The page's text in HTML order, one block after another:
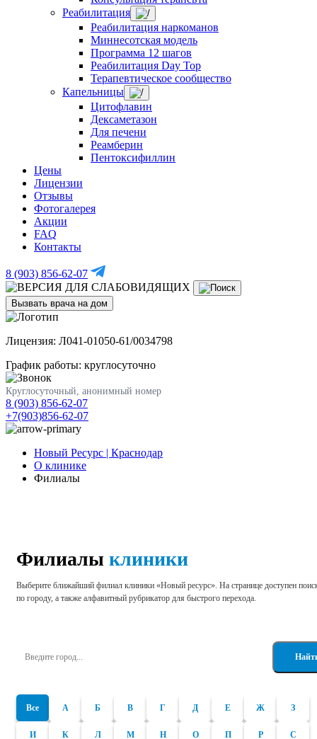
Реабилитация
Реабилитация наркоманов
Миннесотская модель
Программа 12 шагов
Реабилитация Day Top
Терапевтическое сообщество
Капельницы
Цитофлавин
Дексаметазон
Для печени
Реамберин
Пентоксифиллин
Цены
Лицензии
Отзывы
Фотогалерея
Акции
FAQ
Контакты
8 (903) 856-62-07
Вызвать врача на дом
Лицензия: Л041-01050-61/0034798
График работы: круглосуточно
Круглосуточный, анонимный номер
8 (903) 856-62-07
+7(903)856-62-07
Новый Ресурс | Краснодар
О клинике
Филиалы
Филиалы клиники
Выберите ближайший филиал клиники «Новый ресурс». На странице доступен
по городу, а также алфавитный рубрикатор для быстрого перехода.
Все А Б В Г Д Е Ж З
И К Л М Н О П Р С